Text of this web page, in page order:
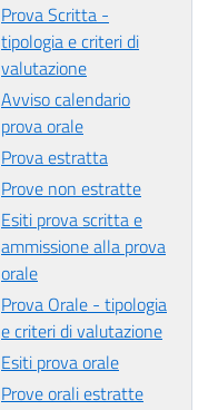
Prova Scritta -
tipologia e criteri di
valutazione
Avviso calendario
prova orale
Prova estratta
Prove non estratte
Esiti prova scritta e
ammissione alla prova
orale
Prova Orale - tipologia
e criteri di valutazione
Esiti prova orale
Prove orali estratte